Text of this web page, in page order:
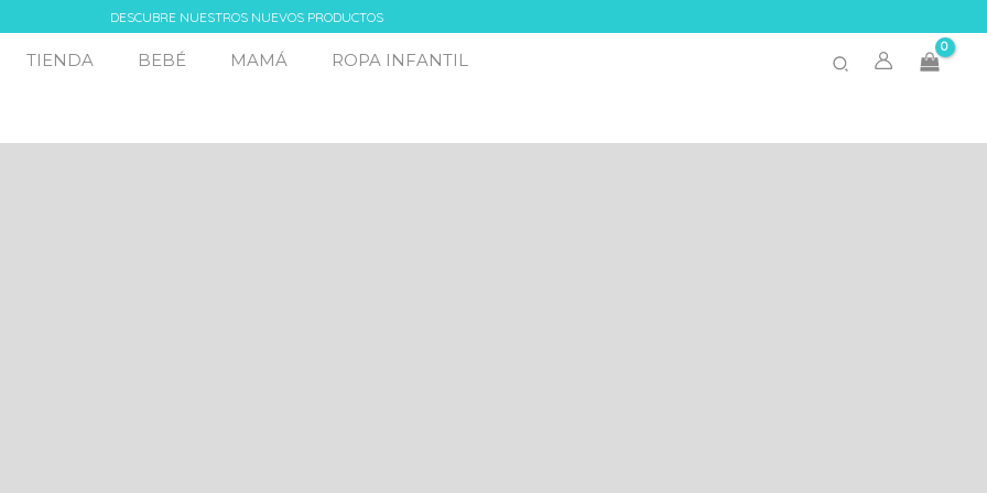
DESCUBRE NUESTROS NUEVOS PRODUCTOS
TIENDA BEBÉ MAMÁ ROPA INFANTIL